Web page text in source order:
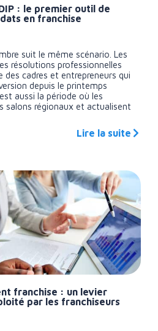
: le premier outil de
en franchise
suit le même scénario. Les
résolutions professionnelles
cadres et entrepreneurs qui
depuis le printemps
aussi la période où les
salons régionaux et actualisent
Lire la suite
franchise : un levier
par les franchiseurs